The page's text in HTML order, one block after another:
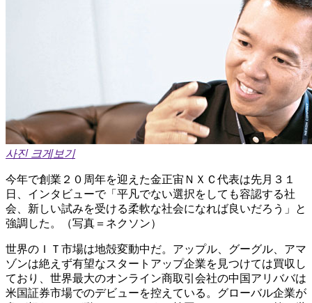
사진 크게보기
今年で創業２０周年を迎えた金正宙ＮＸＣ代表は先月３１
日、インタビューで「平凡でない選択をしても容認する社
会、新しい試みを受ける柔軟な社会になれば良いだろう」と
強調した。（写真＝ネクソン）
世界のＩＴ市場は地殻変動中だ。アップル、グーグル、アマ
ゾンは絶えず有望なスタートアップ企業を見つけては買収し
ており、世界最大のオンライン商取引会社の中国アリババは
米国証券市場でのデビューを控えている。グローバル企業が